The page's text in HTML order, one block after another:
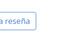
reseña